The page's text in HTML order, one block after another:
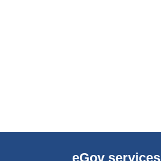
eGov services